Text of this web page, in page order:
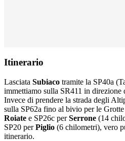
Itinerario
Lasciata Subiaco tramite la SP40a
immettiamo sulla SR411 in direzione
Invece di prendere la strada degli
sulla SP62a fino al bivio per le
Roiate e SP26c perSerrone (14
SP20 perPiglio (6 chilometri), vero
itinerario.